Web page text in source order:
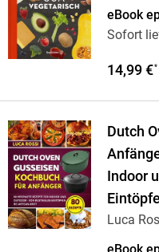
eBook
Sofort
14,99 €*
Dutch
Indoor
Luca